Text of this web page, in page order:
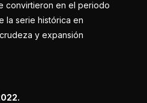
convirtieron en el periodo
la serie histórica en
y expansión